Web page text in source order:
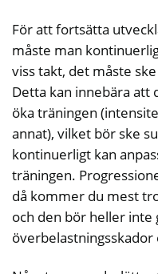
För att fortsätta
måste man
viss takt, det måste
Detta kan innebära att
öka träningen
annat), vilket bör ske
kontinuerligt kan
träningen.
då kommer du mest
och den bör heller inte
överbelastningsskador